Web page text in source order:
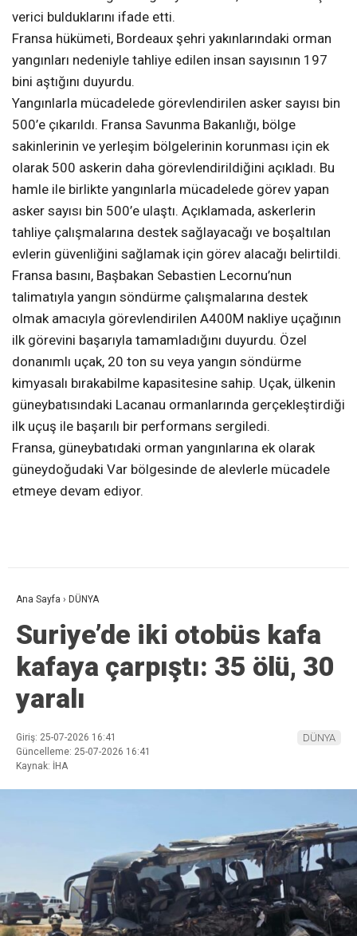
verici bulduklarını ifade etti.
Fransa hükümeti, Bordeaux şehri yakınlarındaki orman
yangınları nedeniyle tahliye edilen insan sayısının 197
bini aştığını duyurdu.
Yangınlarla mücadelede görevlendirilen asker sayısı bin
500’e çıkarıldı. Fransa Savunma Bakanlığı, bölge
sakinlerinin ve yerleşim bölgelerinin korunması için ek
olarak 500 askerin daha görevlendirildiğini açıkladı. Bu
hamle ile birlikte yangınlarla mücadelede görev yapan
asker sayısı bin 500’e ulaştı. Açıklamada, askerlerin
tahliye çalışmalarına destek sağlayacağı ve boşaltılan
evlerin güvenliğini sağlamak için görev alacağı belirtildi.
Fransa basını, Başbakan Sebastien Lecornu’nun
talimatıyla yangın söndürme çalışmalarına destek
olmak amacıyla görevlendirilen A400M nakliye uçağının
ilk görevini başarıyla tamamladığını duyurdu. Özel
donanımlı uçak, 20 ton su veya yangın söndürme
kimyasalı bırakabilme kapasitesine sahip. Uçak, ülkenin
güneybatısındaki Lacanau ormanlarında gerçekleştirdiği
ilk uçuş ile başarılı bir performans sergiledi.
Fransa, güneybatıdaki orman yangınlarına ek olarak
güneydoğudaki Var bölgesinde de alevlerle mücadele
etmeye devam ediyor.
Ana Sayfa › DÜNYA
Suriye’de iki otobüs kafa
kafaya çarpıştı: 35 ölü, 30
yaralı
Giriş: 25-07-2026 16:41
Güncelleme: 25-07-2026 16:41
Kaynak: İHA
DÜNYA